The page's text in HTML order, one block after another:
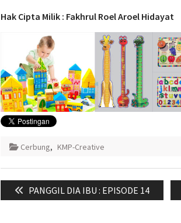
Hak Cipta Milik : Fakhrul Roel Aroel Hidayat
Cerbung, KMP-Creative
Navigasi
pos
Previous
post:
PANGGIL DIA IBU : EPISODE 14